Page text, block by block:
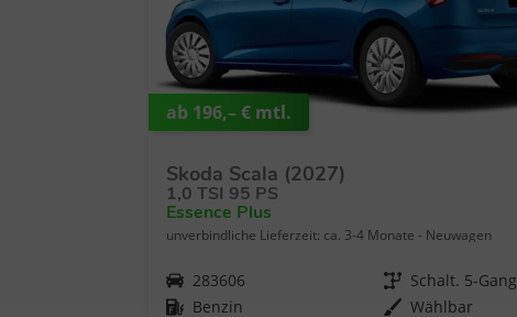
ab 196,– € mtl.
Skoda Scala (2027)
1,0 TSI 95 PS
Essence Plus
unverbindliche Lieferzeit: ca. 3-4 Monate Neuwagen
Fahrzeugnr. 283606 Getriebe Schalt. 5-Gang
Kraftstoff Benzin
Wählbar